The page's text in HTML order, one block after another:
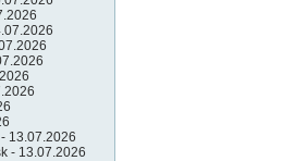
13.07.2026
- 13.07.2026